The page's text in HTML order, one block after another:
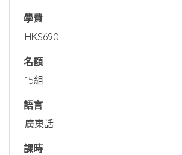
學費
HK$690
名額
15組
語言
廣東話
課時